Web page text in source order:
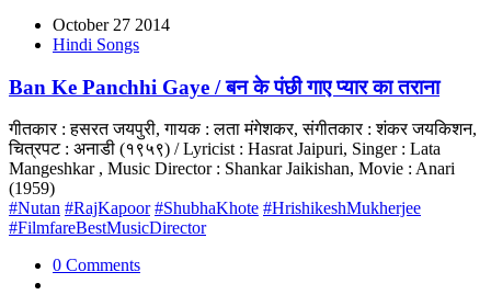
October 27 2014
Hindi Songs
Ban Ke Panchhi Gaye / बन के पंछी गाए प्यार का तराना
गीतकार : हसरत जयपुरी, गायक : लता मंगेशकर, संगीतकार : शंकर जयकिशन,
चित्रपट : अनाडी (१९५९) / Lyricist : Hasrat Jaipuri, Singer : Lata
Mangeshkar , Music Director : Shankar Jaikishan, Movie : Anari
(1959)
#Nutan #RajKapoor #ShubhaKhote #HrishikeshMukherjee
#FilmfareBestMusicDirector
0 Comments